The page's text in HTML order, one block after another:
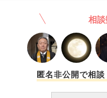
ないって言うの？私だけ苦
も言おうと思ってたよ』
の愚痴を２０年も聞かされ
っと苦しんでいるというの
絶望しました。そして私は
うのかと無神経にも程が
相
匿名非公開で相